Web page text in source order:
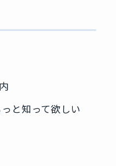
と知って欲しい